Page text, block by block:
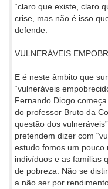
“claro que existe, claro
crise, mas não é isso
defende.
VULNERÁVEIS
E é neste âmbito que
“vulneráveis
Fernando Diogo
do professor Bruto da
questão dos
pretendem dizer com
estudo fomos um pouco
indivíduos e as famílias
de pobreza. Não se
a não ser por